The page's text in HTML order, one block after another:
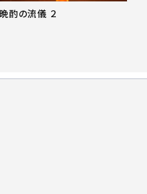
晩酌の流儀 ２